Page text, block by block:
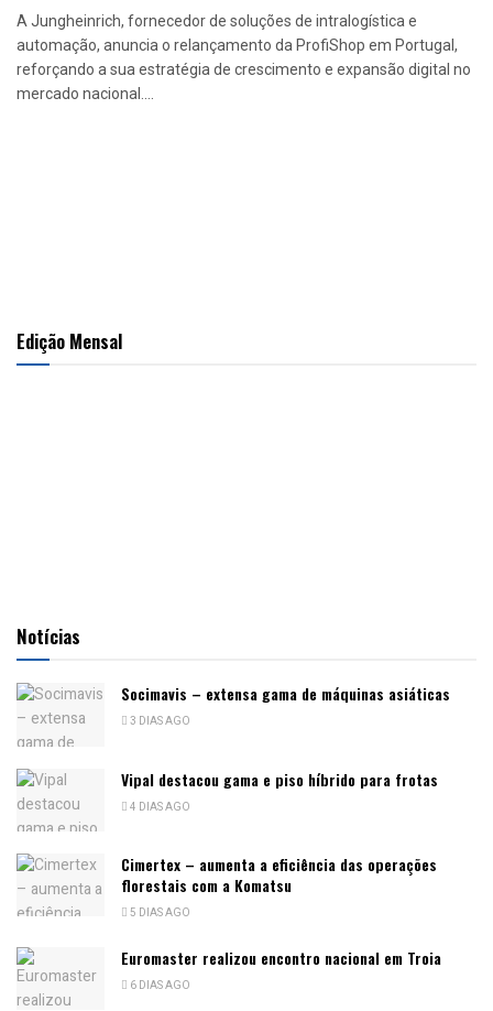
A Jungheinrich, fornecedor de soluções de intralogística e
automação, anuncia o relançamento da ProfiShop em Portugal,
reforçando a sua estratégia de crescimento e expansão digital no
mercado nacional....
Edição Mensal
Notícias
Socimavis – extensa gama de máquinas asiáticas
3 DIAS AGO
Vipal destacou gama e piso híbrido para frotas
4 DIAS AGO
Cimertex – aumenta a eficiência das operações
florestais com a Komatsu
5 DIAS AGO
Euromaster realizou encontro nacional em Troia
6 DIAS AGO